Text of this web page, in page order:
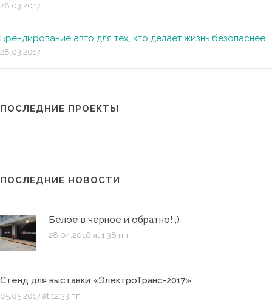
28.03.2017
Брендирование авто для тех, кто делает жизнь безопаснее
28.03.2017
ПОСЛЕДНИЕ ПРОЕКТЫ
ПОСЛЕДНИЕ НОВОСТИ
Белое в черное и обратно! ;)
28.04.2016 at 1:38 пп
Стенд для выставки «ЭлектроТранс-2017»
05.05.2017 at 12:33 пп